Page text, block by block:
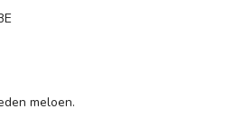
meloen.